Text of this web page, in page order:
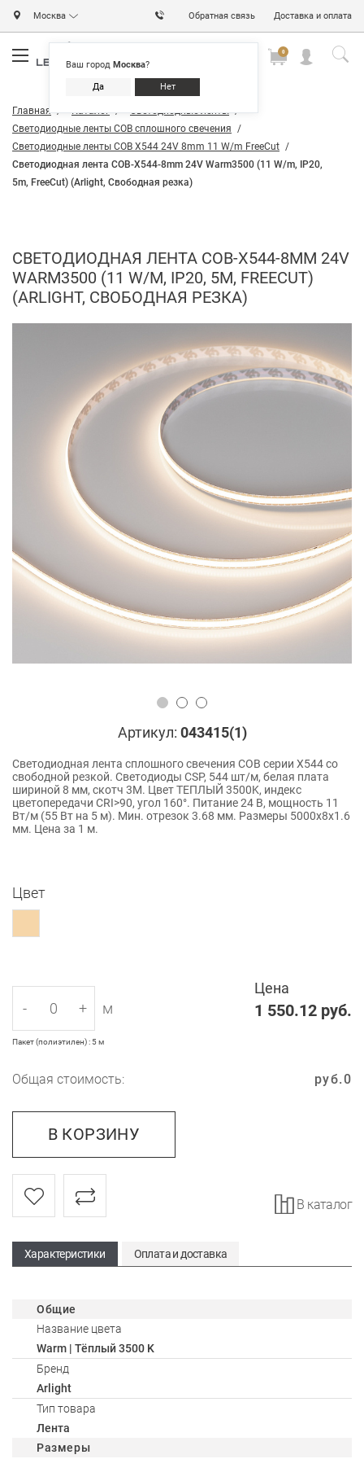
Москва
Ваш город Москва?
Да Нет
Обратная связь Доставка и оплата
0
Главная Каталог
Светодиодные ленты
Светодиодные ленты COB сплошного свечения
Светодиодные ленты COB X544 24V 8mm 11 W/m FreeCut
Светодиодная лента COB-X544-8mm 24V Warm3500 (11 W/m, IP20,
5m, FreeСut) (Arlight, Свободная резка)
СВЕТОДИОДНАЯ ЛЕНТА COB-X544-8MM 24V
WARM3500 (11 W/M, IP20, 5M, FREEСUT)
(ARLIGHT, СВОБОДНАЯ РЕЗКА)
Артикул: 043415(1)
Светодиодная лента сплошного свечения COB серии X544 со
свободной резкой. Светодиоды CSP, 544 шт/м, белая плата
шириной 8 мм, скотч 3M. Цвет ТЕПЛЫЙ 3500K, индекс
цветопередачи CRI>90, угол 160°. Питание 24 В, мощность 11
Вт/м (55 Вт на 5 м). Мин. отрезок 3.68 мм. Размеры 5000х8х1.6
мм. Цена за 1 м.
Цвет
Цена
1 550.12 руб.
- + м
Пакет (полиэтилен) : 5 м
Общая стоимость: 0
руб.
В КОРЗИНУ
В каталог
Характеристики Оплата и доставка
Общие
Название цвета
Warm | Тёплый 3500 K
Бренд
Arlight
Тип товара
Лента
Размеры